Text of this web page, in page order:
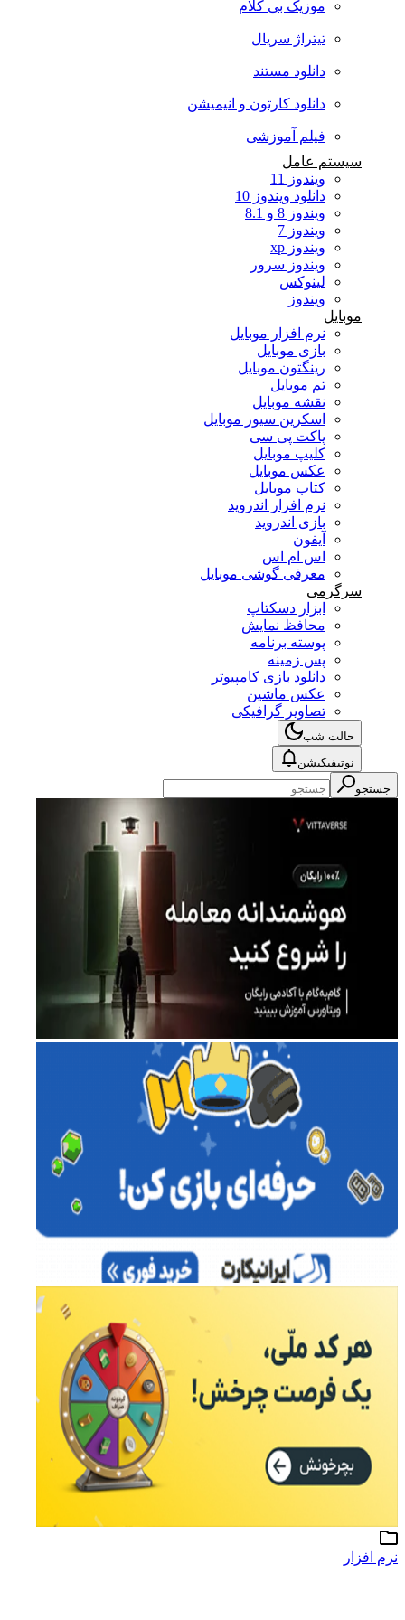
موزیک بی کلام
تیتراژ سریال
دانلود مستند
دانلود کارتون و انیمیشن
فیلم آموزشی
سیستم عامل
ویندوز 11
دانلود ویندوز 10
ویندوز 8 و 8.1
ویندوز 7
ویندوز xp
ویندوز سرور
لینوکس
ویندوز
موبایل
نرم افزار موبایل
بازی موبایل
رینگتون موبایل
تم موبایل
نقشه موبایل
اسکرین سیور موبایل
پاکت پی سی
کلیپ موبایل
عکس موبایل
کتاب موبایل
نرم افزار اندروید
بازی اندروید
آیفون
اس ام اس
معرفی گوشی موبایل
سرگرمی
ابزار دسکتاپ
محافظ نمایش
پوسته برنامه
پس زمینه
دانلود بازی کامپیوتر
عکس ماشین
تصاویر گرافیکی
حالت شب
نوتیفیکیشن
جستجو
نرم افزار